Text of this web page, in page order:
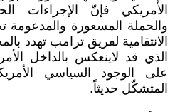
الأمريكي فإنّ الإجراءات
والحملة المسعورة والمدعومة
الانتقامية لفريق ترامب تهدد
الذي قد لاينعكس بالداخل
على الوجود السياسي
المتشكّل حديثاً.